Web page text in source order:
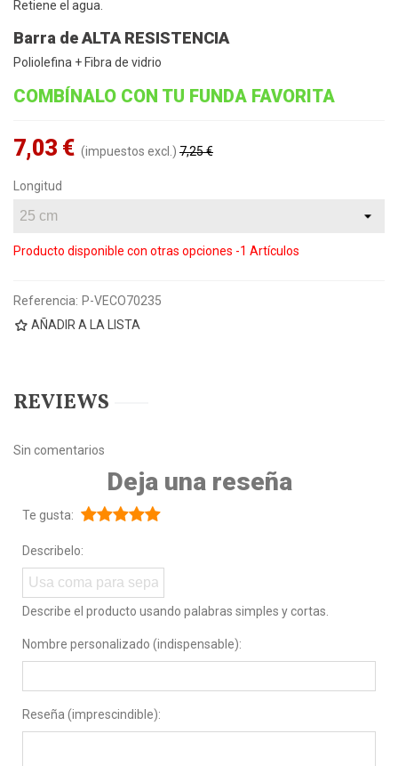
Retiene el agua.
Barra de ALTA RESISTENCIA
Poliolefina + Fibra de vidrio
COMBÍNALO CON TU FUNDA FAVORITA
7,03 € (impuestos excl.) 7,25 €
Longitud
Producto disponible con otras opciones -1 Artículos
Referencia: P-VECO70235
AÑADIR A LA LISTA
REVIEWS
Sin comentarios
Deja una reseña
Te gusta:
Describelo:
Describe el producto usando palabras simples y cortas.
Nombre personalizado (indispensable):
Reseña (imprescindible):